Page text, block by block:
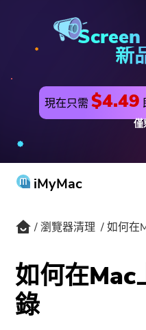
新
現在只需 $4.49
iMyMac
產品 & 解決方案
實用工具
Hot
商店
用戶支持
瀏覽器清理
瀏覽器清理 如何在
如何在Mac
錄